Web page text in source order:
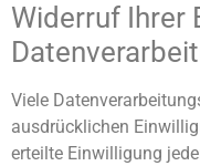
Widerruf Ihrer
Viele
ausdrücklichen
erteilte Einwilligung